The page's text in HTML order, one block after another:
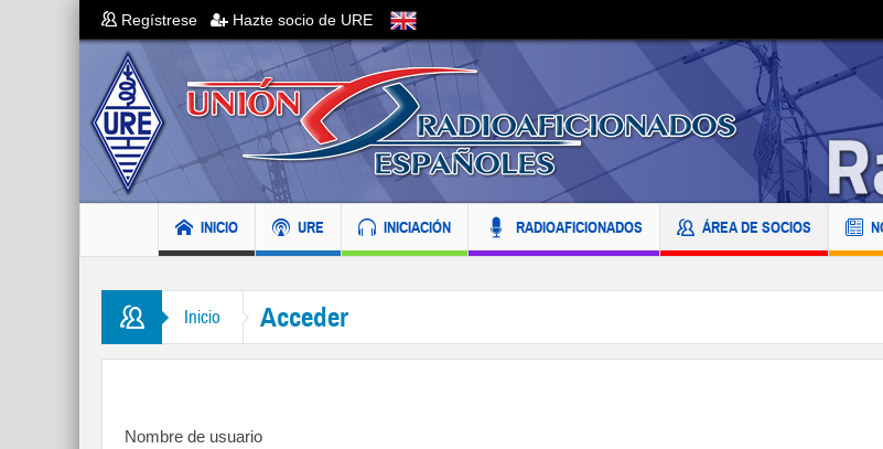
Regístrese Hazte socio de URE
INICIO URE INICIACIÓN RADIOAFICIONADOS ÁREA DE SOCIOS
Inicio Acceder
Nombre de usuario